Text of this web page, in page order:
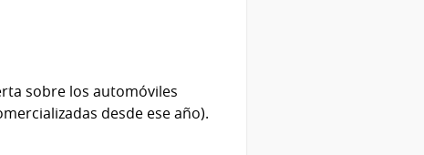
sobre los automóviles
desde ese año).